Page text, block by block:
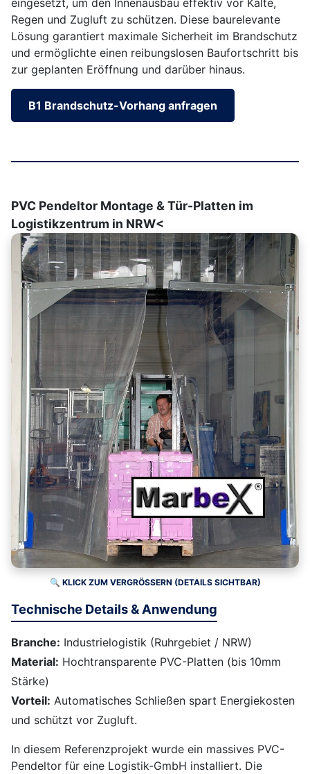
eingesetzt, um den Innenausbau effektiv vor Kälte,
Regen und Zugluft zu schützen. Diese baurelevante
Lösung garantiert maximale Sicherheit im Brandschutz
und ermöglichte einen reibungslosen Baufortschritt bis
zur geplanten Eröffnung und darüber hinaus.
B1 Brandschutz-Vorhang anfragen
PVC Pendeltor Montage & Tür-Platten im
Logistikzentrum in NRW<
🔍 KLICK ZUM VERGRÖSSERN (DETAILS SICHTBAR)
Technische Details & Anwendung
Branche: Industrielogistik (Ruhrgebiet / NRW)
Material: Hochtransparente PVC-Platten (bis 10mm
Stärke)
Vorteil: Automatisches Schließen spart Energiekosten
und schützt vor Zugluft.
In diesem Referenzprojekt wurde ein massives PVC-
Pendeltor für eine Logistik-GmbH installiert. Die